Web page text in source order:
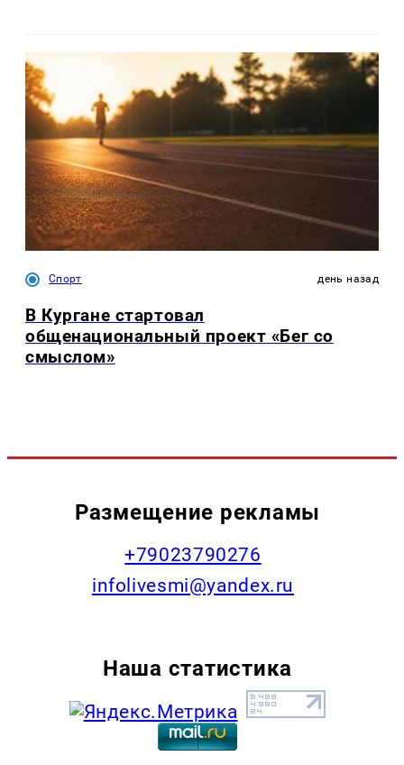
Спорт день назад
В Кургане стартовал
общенациональный проект «Бег со
смыслом»
Размещение рекламы
+79023790276
infolivesmi@yandex.ru
Наша статистика